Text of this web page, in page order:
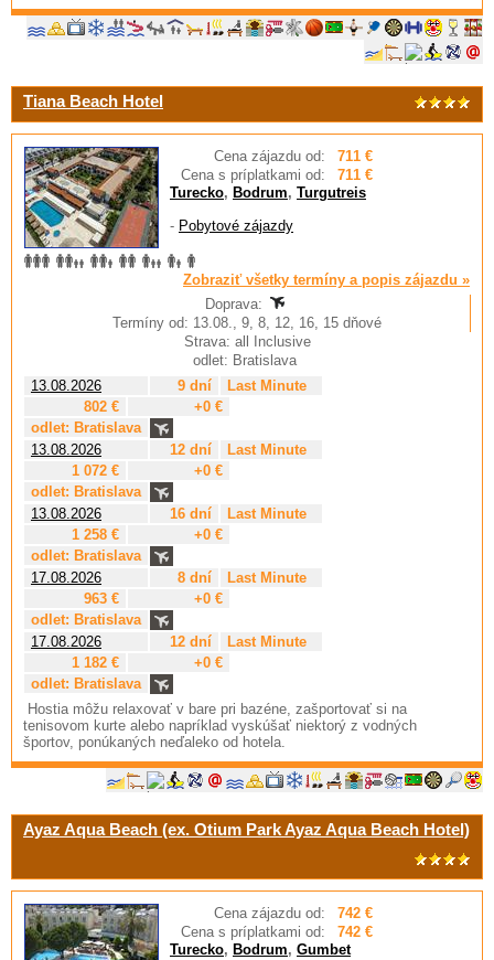
Tiana Beach Hotel
Cena zájazdu od:
711 €
Cena s príplatkami od:
711 €
Turecko, Bodrum, Turgutreis
- Pobytové zájazdy
Zobraziť všetky termíny a popis zájazdu »
Doprava:
Termíny od: 13.08., 9, 8, 12, 16, 15 dňové
Strava: all Inclusive
odlet: Bratislava
13.08.2026
9 dní
Last Minute
802 €
+0 €
odlet: Bratislava
13.08.2026
12 dní
Last Minute
1 072 €
+0 €
odlet: Bratislava
13.08.2026
16 dní
Last Minute
1 258 €
+0 €
odlet: Bratislava
17.08.2026
8 dní
Last Minute
963 €
+0 €
odlet: Bratislava
17.08.2026
12 dní
Last Minute
1 182 €
+0 €
odlet: Bratislava
Hostia môžu relaxovať v bare pri bazéne, zašportovať si na
tenisovom kurte alebo napríklad vyskúšať niektorý z vodných
športov, ponúkaných neďaleko od hotela.
Ayaz Aqua Beach (ex. Otium Park Ayaz Aqua Beach Hotel)
Cena zájazdu od:
742 €
Cena s príplatkami od:
742 €
Turecko, Bodrum, Gumbet